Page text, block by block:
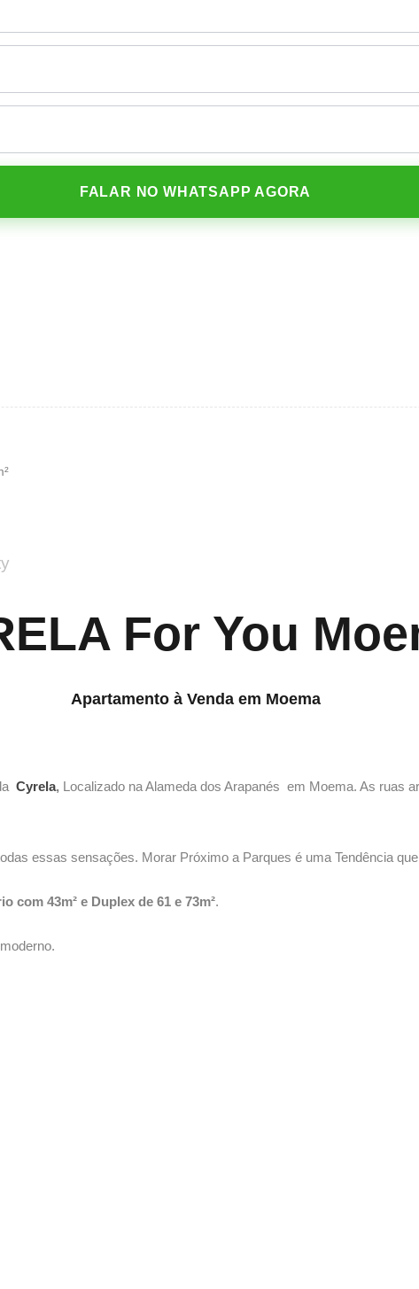
FALAR NO WHATSAPP AGORA
For You
Apartamento à Venda em Moema
Cyrela, Localizado na Alameda dos Arapanés em Moema. As ruas
essas sensações. Morar Próximo a Parques é uma Tendência
com 43m² e Duplex de 61 e 73m².